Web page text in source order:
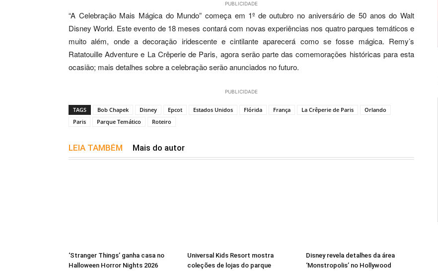
PUBLICIDADE
“A Celebração Mais Mágica do Mundo” começa em 1º de outubro no aniversário de 50 anos do Walt
Disney World. Este evento de 18 meses contará com novas experiências nos quatro parques temáticos e
muito além, onde a decoração iridescente e cintilante aparecerá como se fosse mágica. Remy’s
Ratatouille Adventure e La Crêperie de Paris, agora serão parte das comemorações históricas para esta
ocasião; mais detalhes sobre a celebração serão anunciados no futuro.
PUBLICIDADE
TAGS Bob Chapek Disney Epcot Estados Unidos Flórida França La Crêperie de Paris
Orlando
Paris
Parque Temático Roteiro
LEIA TAMBÉM Mais do autor
‘Stranger Things’ ganha casa no
Halloween Horror Nights 2026
Universal Kids Resort mostra
coleções de lojas do parque
Disney revela detalhes da área
‘Monstropolis’ no Hollywood